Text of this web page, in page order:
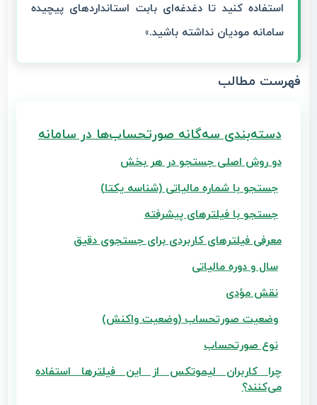
استفاده کنید تا دغدغه‌ای بابت استانداردهای پیچیده
سامانه مودیان نداشته باشید.»
فهرست مطالب
دسته‌بندی سه‌گانه صورتحساب‌ها در سامانه
دو روش اصلی جستجو در هر بخش
جستجو با شماره مالیاتی (شناسه یکتا)
جستجو با فیلترهای پیشرفته
معرفی فیلترهای کاربردی برای جستجوی دقیق
سال و دوره مالیاتی
نقش مؤدی
وضعیت صورتحساب (وضعیت واکنش)
نوع صورتحساب
چرا کاربران لیموتکس از این فیلترها استفاده
می‌کنند؟